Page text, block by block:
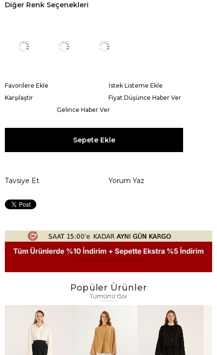
Diğer Renk Seçenekleri
Favorilere Ekle
İstek Listeme Ekle
Karşılaştır
Fiyat Düşünce Haber Ver
Gelince Haber Ver
Tavsiye Et Yorum Yaz
Popüler Ürünler
Tümünü Gör